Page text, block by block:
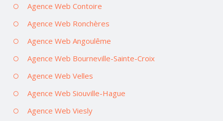
Agence Web Contoire
Agence Web Ronchères
Agence Web Angoulême
Agence Web Bourneville-Sainte-Croix
Agence Web Velles
Agence Web Siouville-Hague
Agence Web Viesly